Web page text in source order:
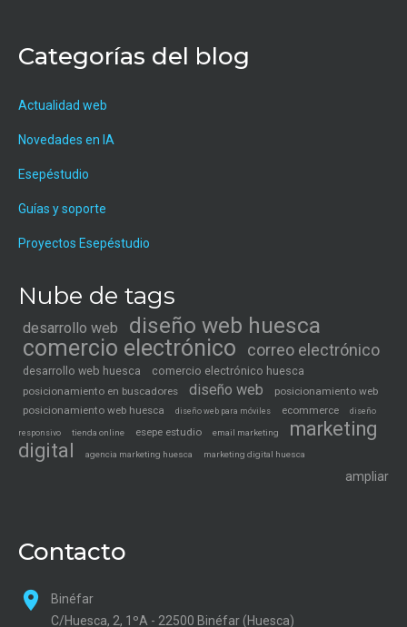
Categorías del blog
Actualidad web
Novedades en IA
Esepéstudio
Guías y soporte
Proyectos Esepéstudio
Nube de tags
desarrollo web
diseño web huesca
comercio electrónico
correo electrónico
desarrollo web huesca comercio electrónico huesca
posicionamiento en buscadores diseño web
posicionamiento web
posicionamiento web huesca
diseño web para móviles ecommerce diseño
responsivo tienda online esepe estudio email marketing
marketing
digital
agencia marketing huesca marketing digital huesca
ampliar
Contacto
Binéfar
C/Huesca, 2, 1ºA - 22500 Binéfar (Huesca)